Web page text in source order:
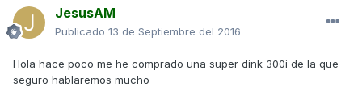
JesusAM
Publicado 13 de Septiembre del 2016
Hola hace poco me he comprado una super dink 300i de la que
seguro hablaremos mucho